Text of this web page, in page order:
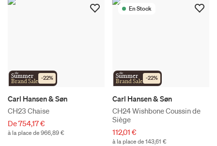
the
Summer
Brand Sale -22%
Carl Hansen & Søn
CH23 Chaise
De 754,17 €
à la place de 966,89 €
En Stock
the
Summer
Brand Sale -22%
Carl Hansen & Søn
CH24 Wishbone Coussin de
Siège
112,01 €
à la place de 143,61 €